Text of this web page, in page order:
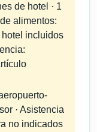
de hotel · 1
alimentos:
hotel incluidos
· Asistencia
no indicados